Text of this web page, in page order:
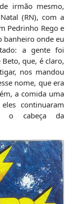
irmão mesmo,
(RN), com a
Pedrinho Rego e
banheiro onde eu
a gente foi
que, é claro,
nos mandou
nome, que era
a comida uma
continuaram
o cabeça da